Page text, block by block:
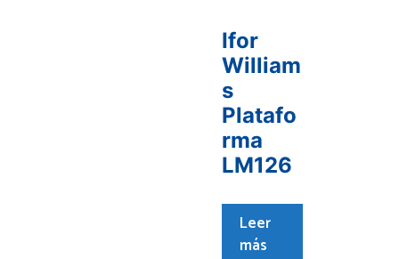
Ifor
William
s
Platafo
rma
LM126
Leer
más